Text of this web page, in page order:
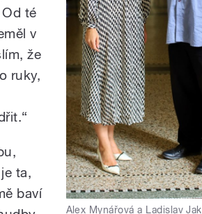
Alex Mynářová a Ladislav Jakl
té
v
že
ruky,
ta,
baví